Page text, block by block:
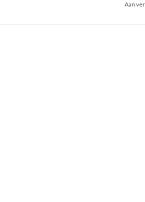
kleur en transparantie: geen kleur, geheel
Aan